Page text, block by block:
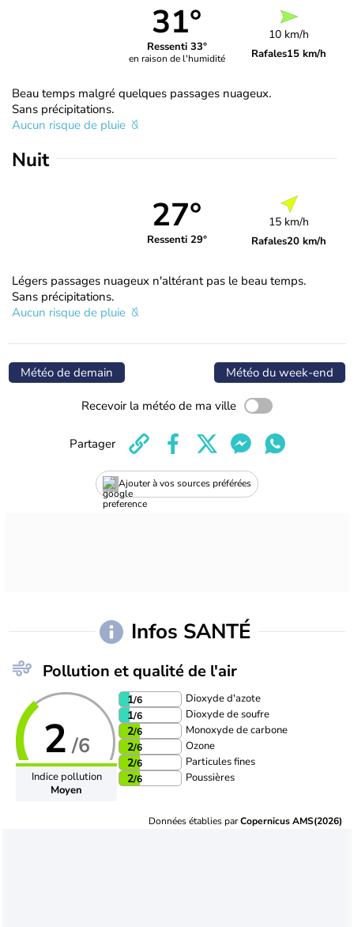
31°
Ressenti 33°
en raison de l'humidité
10 km/h
Rafales15 km/h
Beau temps malgré quelques passages nuageux.
Sans précipitations.
Aucun risque de pluie
Nuit
27°
Ressenti 29°
15 km/h
Rafales20 km/h
Légers passages nuageux n'altérant pas le beau temps.
Sans précipitations.
Aucun risque de pluie
Météo de demain Météo du week-end
Recevoir la météo de ma ville
Ajouter à vos sources préférées
Partager
Infos SANTÉ
Pollution et qualité de l'air
2 /6
Indice pollution
Moyen
1/6 Dioxyde d'azote
1/6 Dioxyde de soufre
2/6 Monoxyde de carbone
2/6 Ozone
2/6 Particules fines
2/6 Poussières
Données établies parCopernicus AMS(2026)